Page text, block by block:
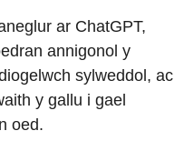
ar ChatGPT,
annigonol y
sylweddol, ac
y gallu i gael
oed.